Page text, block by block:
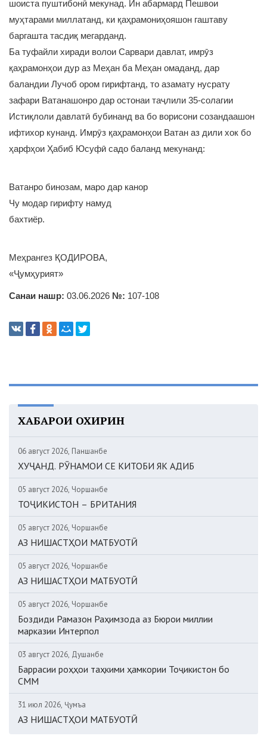
шоиста пуштибонӣ мекунад. Ин абармард Пешвои
муҳтарами миллатанд, ки қаҳрамониҳояшон гаштаву
баргашта тасдиқ мегарданд.
Ба туфайли хиради волои Сарвари давлат, имрӯз
қаҳрамонҳои дур аз Меҳан ба Меҳан омаданд, дар
баландии Лучоб ором гирифтанд, то азамату нусрату
зафари Ватанашонро дар остонаи таҷлили 35-солагии
Истиқлоли давлатӣ бубинанд ва бо ворисони созандаашон
ифтихор кунанд. Имрӯз қаҳрамонҳои Ватан аз дили хок бо
ҳарфҳои Ҳабиб Юсуфӣ садо баланд мекунанд:
Ватанро бинозам, маро дар канор
Чу модар гирифту намуд
бахтиёр.
Меҳрангез ҚОДИРОВА,
«Ҷумҳурият»
Санаи нашр: 03.06.2026 №: 107-108
ХАБАРҲОИ ОХИРИН
06 август 2026, Панҷшанбе
ХУҶАНД. РӮНАМОИ СЕ КИТОБИ ЯК АДИБ
05 август 2026, Чоршанбе
ТОҶИКИСТОН – БРИТАНИЯ
05 август 2026, Чоршанбе
АЗ НИШАСТҲОИ МАТБУОТӢ
05 август 2026, Чоршанбе
АЗ НИШАСТҲОИ МАТБУОТӢ
05 август 2026, Чоршанбе
Боздиди Рамазон Раҳимзода аз Бюрои миллии
марказии Интерпол
03 август 2026, Душанбе
Баррасии роҳҳои таҳкими ҳамкории Тоҷикистон бо
СММ
31 июл 2026, Ҷумъа
АЗ НИШАСТҲОИ МАТБУОТӢ